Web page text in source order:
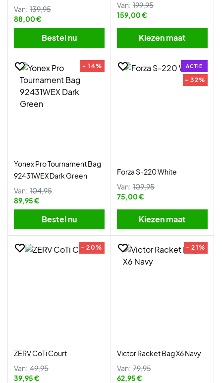
Van: 139,95
88,00 €
Bestel nu
Van: 199,95
159,00 €
Kiezen maat
- 14%
Yonex Pro Tournament Bag
92431WEX Dark Green
Van: 104,95
89,95 €
Bestel nu
ACTIE
- 32%
Forza S-220 White
Van: 109,95
75,00 €
Kiezen maat
- 20%
ZERV CoTi Court
Van: 49,95
39,95 €
- 21%
Victor Racket Bag X6 Navy
Van: 79,95
62,95 €